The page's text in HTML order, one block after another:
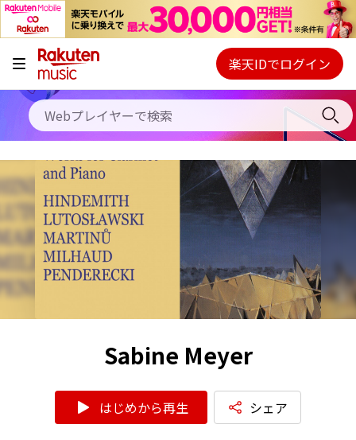
キャンペーン
料金プラン
使い方
初回30日間無料お試し
Webプレイヤー
ご契約内容の確認・変更
楽天IDでログイン
Sabine Meyer
はじめから再生 シェア